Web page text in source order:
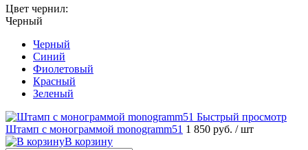
Цвет чернил:
Черный
Черный
Синий
Фиолетовый
Красный
Зеленый
Быстрый просмотр
Штамп с монограммой monogramm51 1 850 руб. / шт
В корзину